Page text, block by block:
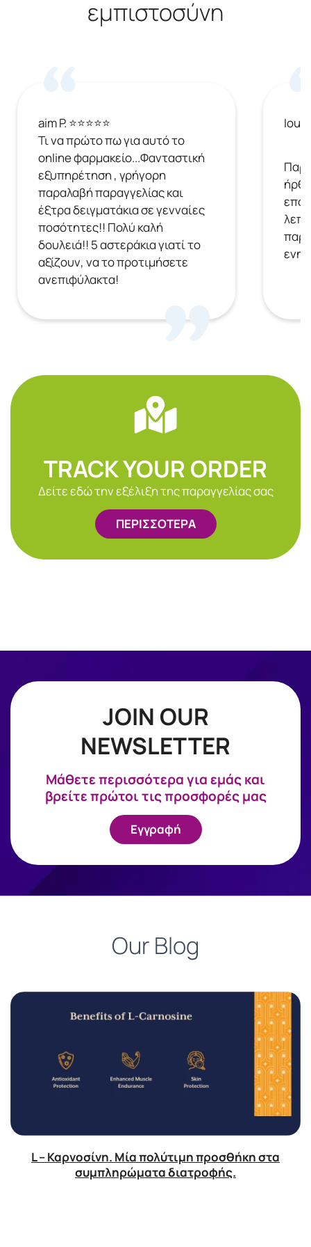
εμπιστοσύνη
aim P. ⭐⭐⭐⭐⭐
Τι να πρώτο πω για αυτό το
online φαρμακείο...Φανταστική
εξυπηρέτηση , γρήγορη
παραλαβή παραγγελίας και
έξτρα δειγματάκια σε γενναίες
ποσότητες!! Πολύ καλή
δουλειά!! 5 αστεράκια γιατί το
αξίζουν, να το προτιμήσετε
ανεπιφύλακτα!
Ioulia
TRACK YOUR ORDER
Δείτε εδώ την εξέλιξη της παραγγελίας σας
ΠΕΡΙΣΣΟΤΕΡΑ
JOIN OUR
NEWSLETTER
Mάθετε περισσότερα για εμάς και
βρείτε πρώτοι τις προσφορές μας
Εγγραφή
Our Blog
L – Καρνοσίνη. Μία πολύτιμη προσθήκη στα
συμπληρώματα διατροφής.